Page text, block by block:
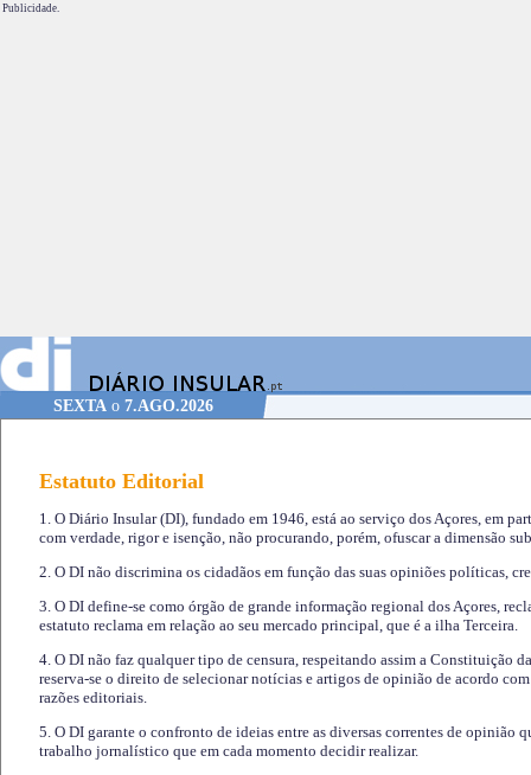
Publicidade.
SEXTA o 7.AGO.2026
Estatuto Editorial
1. O Diário Insular (DI), fundado em 1946, está ao serviço dos Açores, em
com verdade, rigor e isenção, não procurando, porém, ofuscar a dimensão
2. O DI não discrimina os cidadãos em função das suas opiniões políticas,
3. O DI define-se como órgão de grande informação regional dos Açores,
estatuto reclama em relação ao seu mercado principal, que é a ilha Terceira.
4. O DI não faz qualquer tipo de censura, respeitando assim a Constituição
reserva-se o direito de selecionar notícias e artigos de opinião de acordo
razões editoriais.
5. O DI garante o confronto de ideias entre as diversas correntes de opinião
trabalho jornalístico que em cada momento decidir realizar.